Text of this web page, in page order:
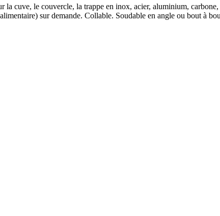
cuve, le couvercle, la trappe en inox, acier, aluminium,
sur demande. Collable. Soudable en angle ou bout à